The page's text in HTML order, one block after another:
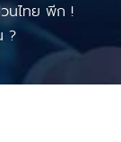
นไทย พีก !
?